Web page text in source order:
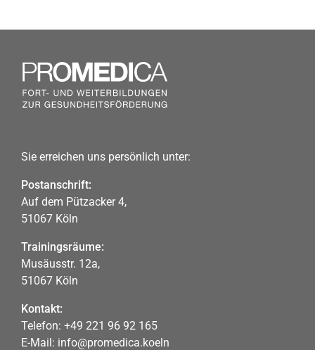
Sie erreichen uns persönlich unter:
Postanschrift:
Auf dem Pützacker 4,
51067 Köln
Trainingsräume:
Musäusstr. 12a,
51067 Köln
Kontakt:
Telefon: +49 221 96 92 165
E-Mail: info@promedica.koeln